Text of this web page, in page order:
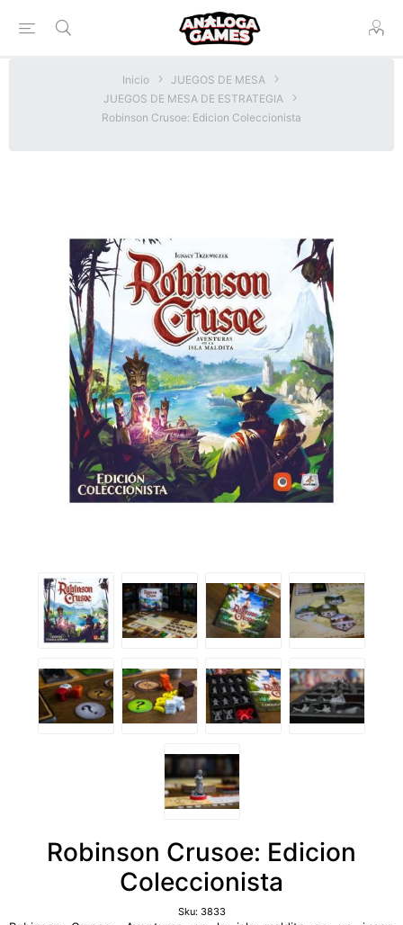
Inicio
JUEGOS DE MESA
JUEGOS DE MESA DE ESTRATEGIA
Robinson Crusoe: Edicion Coleccionista
Robinson Crusoe: Edicion
Coleccionista
Sku: 3833